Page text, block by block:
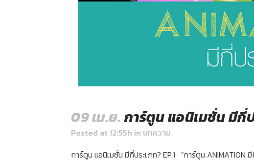
09 เม.ย. การ์ตูน แอนิเมชั่น มีกี่ป
Posted at 12:55h in บทความ
การ์ตูน แอนิเมชั่น มีกี่ประเภท? EP.1 "การ์ตูน ANIMATION